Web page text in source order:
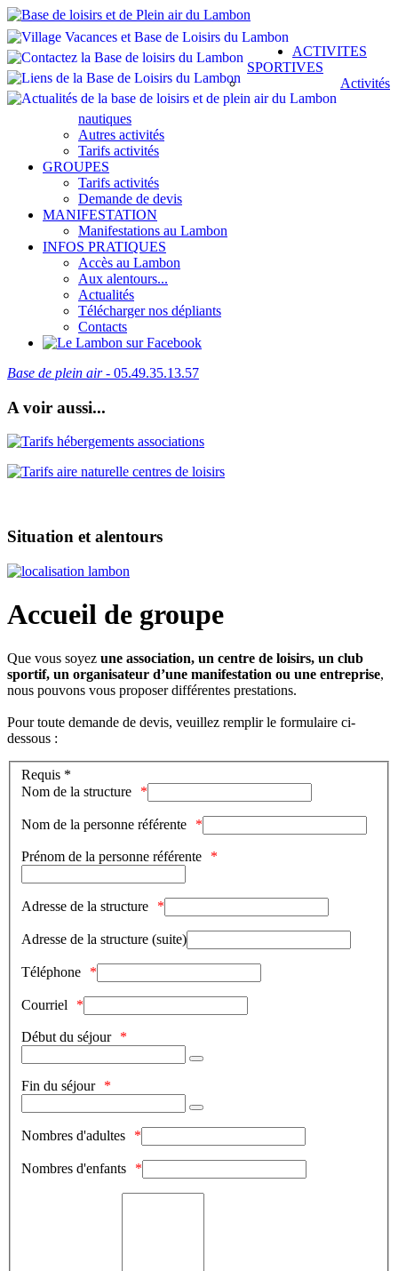
ACTIVITES
SPORTIVES
Activités
nautiques
Autres activités
Tarifs activités
GROUPES
Tarifs activités
Demande de devis
MANIFESTATION
Manifestations au Lambon
INFOS PRATIQUES
Accès au Lambon
Aux alentours...
Actualités
Télécharger nos dépliants
Contacts
Base de plein air- 05.49.35.13.57
A voir aussi...
Situation et alentours
Accueil de groupe
Que vous soyez une association, un centre de loisirs, un club
sportif, un organisateur d’une manifestation ou une entreprise,
nous pouvons vous proposer différentes prestations.
Pour toute demande de devis, veuillez remplir le formulaire ci-
dessous :
Requis *
Nom de la structure
Nom de la personne référente
Prénom de la personne référente
Adresse de la structure
Adresse de la structure (suite)
Téléphone
Courriel
Début du séjour
Fin du séjour
Nombres d'adultes
Nombres d'enfants